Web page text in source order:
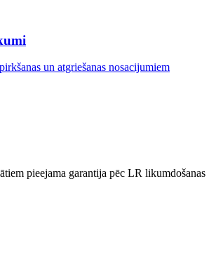
un atgriešanas nosacijumiem
pieejama garantija pēc LR likumdošanas